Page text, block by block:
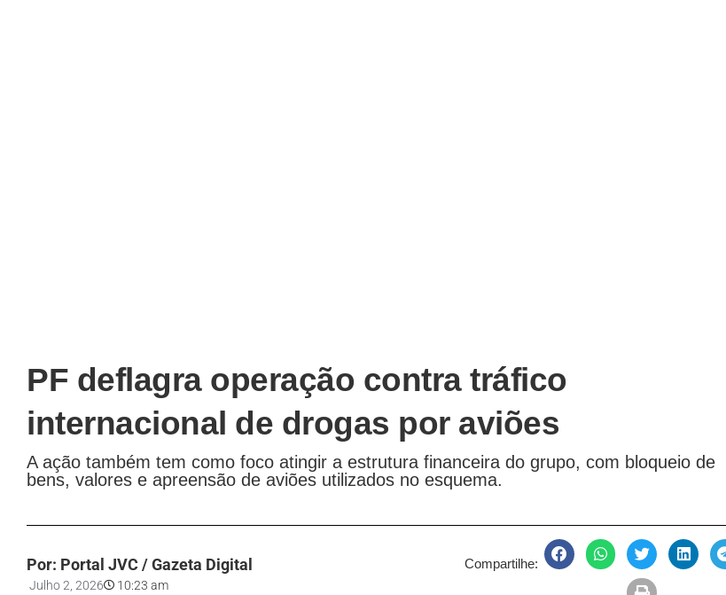
PF deflagra operação contra tráfico
internacional de drogas por aviões
A ação também tem como foco atingir a estrutura financeira do grupo, com bloqueio de
bens, valores e apreensão de aviões utilizados no esquema.
Por: Portal JVC / Gazeta Digital
Julho 2, 2026 10:23 am
Compartilhe: